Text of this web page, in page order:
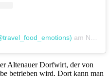
am Nov 2, 2017 um 1:11 PDT
Altenauer Dorfwirt, der von
betrieben wird. Dort kann man